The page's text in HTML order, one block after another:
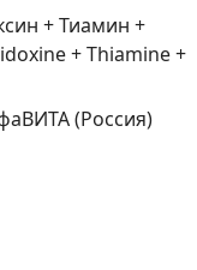
+ Тиамин +
+ Thiamine +
(Россия)